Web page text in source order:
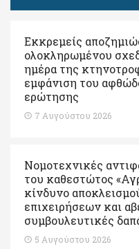
Εκκρεμείς
ολοκληρωμένου
ημέρα της
εμφάνιση του
ερώτησης
7 Αυγούστου 2026
Νομοτεχνικές
του καθεστώτος
κίνδυνο
επιχειρήσεων και
συμβουλευτικές
5 Αυγούστου 2026